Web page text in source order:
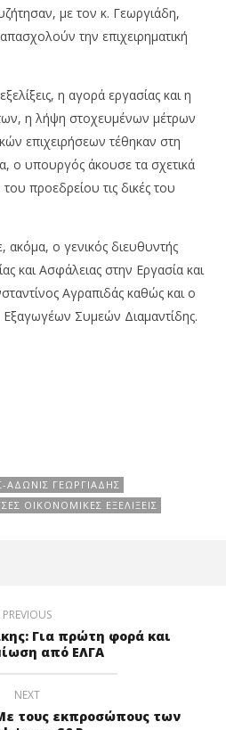
VIEWING
με τον κ. Γεωργιάδη,
την επιχειρηματική
η αγορά εργασίας και η
η λήψη στοχευμένων μέτρων
επιχειρήσεων τέθηκαν στη
ο υπουργός άκουσε τα σχετικά
προεδρείου τις δικές του
ακόμα, ο γενικός διευθυντής
και Ασφάλειας στην Εργασία και
Αγραπιδάς καθώς και ο
Συμεών Διαμαντίδης.
ΓΕΩΡΓΙΆΔΗΣ
ΟΙΚΟΝΟΜΙΚΈΣ ΕΞΕΛΊΞΕΙΣ
PREVIOUS
Για πρώτη φορά και
από ΕΛΓΑ
NEXT
τους εκπροσώπους των